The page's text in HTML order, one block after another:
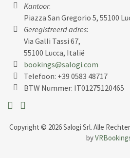
Geplaats:
Vakantieperiode:10 jun 2023
Tim Heffernan V.(Montreal,
cooking class was great
Geplaats:07 jun 2022
28 mei 2022
Kantoor:
Piazza San Gregorio 5, 55100
Geregistreerd adres:
Via Galli Tassi 67,
55100 Lucca, Italië
bookings@salogi.com
Telefoon: +39 0583 48717
BTW Nummer: IT01275120465
Copyright © 2026 Salogi Srl. Alle
by